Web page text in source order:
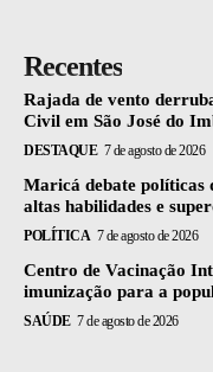
Recentes
Rajada de vento
Civil em São José do
DESTAQUE 7 de agosto de 2026
Maricá debate políticas
altas habilidades e
POLÍTICA 7 de agosto de 2026
Centro de Vacinação
imunização para a
SAÚDE 7 de agosto de 2026